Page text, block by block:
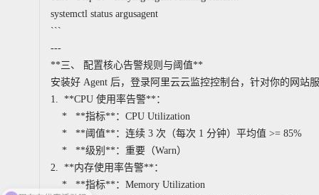
systemctl status argusagent
```
---
**三、 配置核心告警规则与阈值**
安装好 Agent 后，登录阿里云云监控控制台，针对你的网站
1. **CPU 使用率告警**：
* **指标**：CPU Utilization
* **阈值**：连续 3 次（每次 1 分钟）平均值 >= 85%
* **级别**：重要（Warn）
2. **内存使用率告警**：
* **指标**：Memory Utilization